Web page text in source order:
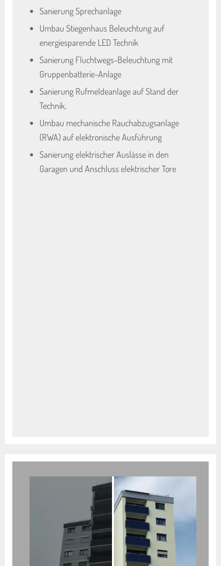
Sanierung Sprechanlage
Umbau Stiegenhaus Beleuchtung auf
energiesparende LED Technik
Sanierung Fluchtwegs-Beleuchtung mit
Gruppenbatterie-Anlage
Sanierung Rufmeldeanlage auf Stand der
Technik,
Umbau mechanische Rauchabzugsanlage
(RWA) auf elektronische Ausführung
Sanierung elektrischer Auslässe in den
Garagen und Anschluss elektrischer Tore